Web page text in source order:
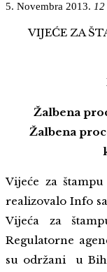
5. Novembra 2013. 12
VIJEĆE ZA
Žalbena
Žalbena
Vijeće za
realizovalo Info
Vijeća za
Regulatorne
su održani u